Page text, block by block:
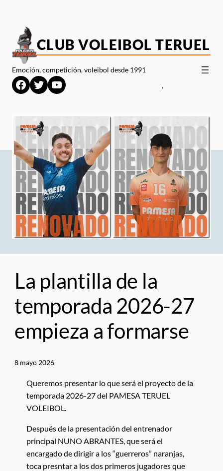
contenido
CLUB VOLEIBOL TERUEL
Emoción, competición, voleibol desde 1991
Facebook
TwitterYouTube .
La plantilla de la
temporada 2026-27
empieza a formarse
8 mayo 2026
Queremos presentar lo que será el proyecto de la
temporada 2026-27 del PAMESA TERUEL
VOLEIBOL.
Después de la presentación del entrenador
principal NUNO ABRANTES, que será el
encargado de dirigir a los “guerreros” naranjas,
toca presntar a los dos primeros jugadores que